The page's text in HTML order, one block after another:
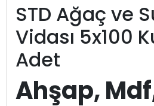
STD Ağaç ve
Vidası 5x100
Adet
Ahşap,